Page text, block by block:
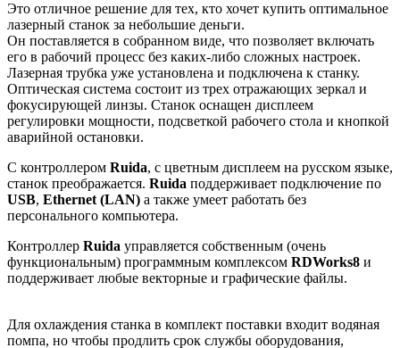
Это отличное решение для тех, кто хочет купить оптимальное
лазерный станок за небольшие деньги.
Он поставляется в собранном виде, что позволяет включать
его в рабочий процесс без каких-либо сложных настроек.
Лазерная трубка уже установлена и подключена к станку.
Оптическая система состоит из трех отражающих зеркал и
фокусирующей линзы. Станок оснащен дисплеем
регулировки мощности, подсветкой рабочего стола и кнопкой
аварийной остановки.
С контроллером Ruida, с цветным дисплеем на русском языке,
станок преображается. Ruida поддерживает подключение по
USB, Ethernet (LAN) а также умеет работать без
персонального компьютера.
Контроллер Ruida управляется собственным (очень
функциональным) программным комплексом RDWorks8 и
поддерживает любые векторные и графические файлы.
Для охлаждения станка в комплект поставки входит водяная
помпа, но чтобы продлить срок службы оборудования,